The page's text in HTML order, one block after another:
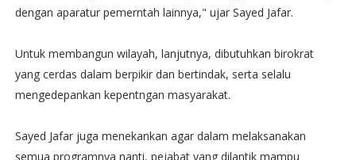
dengan aparatur pemerntah lainnya," ujar Sayed Jafar.
Untuk membangun wilayah, lanjutnya, dibutuhkan birokrat
yang cerdas dalam berpikir dan bertindak, serta selalu
mengedepankan kepentngan masyarakat.
Sayed Jafar juga menekankan agar dalam melaksanakan
semua programnya nanti, pejabat yang dilantik mampu